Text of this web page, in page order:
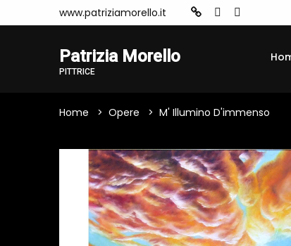
www.patriziamorello.it
Patrizia Morello
PITTRICE
Home Opere M' Illumino D'immenso